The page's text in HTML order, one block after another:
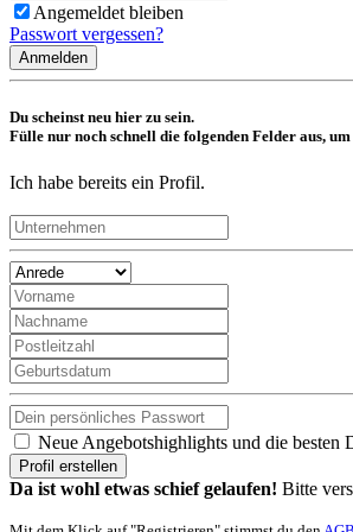
Angemeldet bleiben
Passwort vergessen?
Anmelden
Du scheinst neu hier zu sein.
Fülle nur noch schnell die folgenden Felder aus,
Ich habe bereits ein Profil.
Neue Angebotshighlights und die besten
Profil erstellen
Da ist wohl etwas schief gelaufen! Bitte